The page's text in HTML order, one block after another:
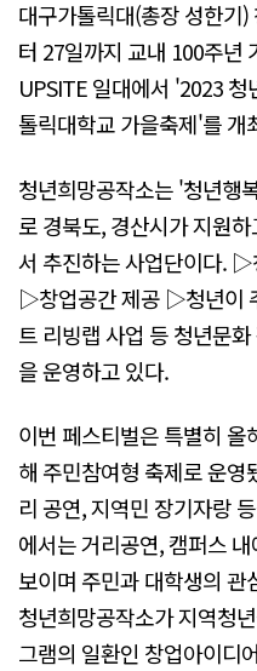
대구가톨릭대(총장 성한기
터 27일까지 교내 100주년
UPSITE 일대에서 '2023
톨릭대학교 가을축제'를 개
청년희망공작소는 '청년행
로 경북도, 경산시가 지원
서 추진하는 사업단이다.
▷창업공간 제공 ▷청년이
트 리빙랩 사업 등 청년문
을 운영하고 있다.
이번 페스티벌은 특별히
해 주민참여형 축제로 운
리 공연, 지역민 장기자랑
에서는 거리공연, 캠퍼스
보이며 주민과 대학생의 관
청년희망공작소가 지역청
그램의 일환인 창업아이디